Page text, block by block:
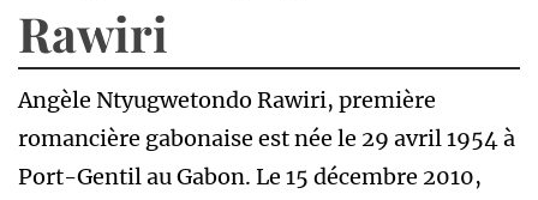
Rawiri
Angèle Ntyugwetondo Rawiri, première
romancière gabonaise est née le 29 avril 1954 à
Port-Gentil au Gabon. Le 15 décembre 2010,